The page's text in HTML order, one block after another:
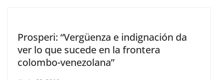
Prosperi: “Vergüenza e indignación da
ver lo que sucede en la frontera
colombo-venezolana”